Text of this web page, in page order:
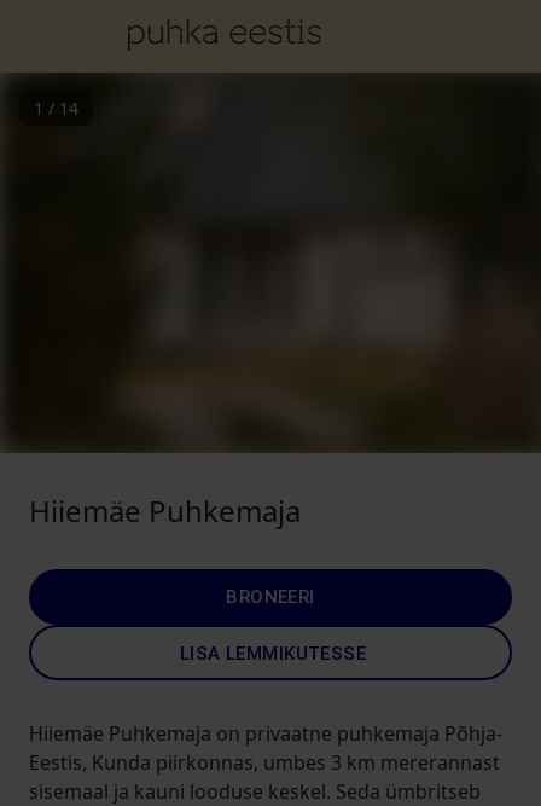
1 / 14
Hiiemäe Puhkemaja
BRONEERI
LISA LEMMIKUTESSE
Hiiemäe Puhkemaja on privaatne puhkemaja Põhja-
Eestis, Kunda piirkonnas, umbes 3 km mererannast
sisemaal ja kauni looduse keskel. Seda ümbritseb